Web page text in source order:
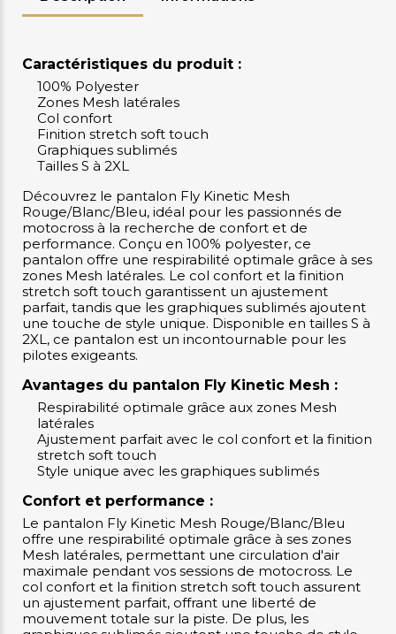
Caractéristiques du produit :
100% Polyester
Zones Mesh latérales
Col confort
Finition stretch soft touch
Graphiques sublimés
Tailles S à 2XL
Découvrez le pantalon Fly Kinetic Mesh
Rouge/Blanc/Bleu, idéal pour les passionnés de
motocross à la recherche de confort et de
performance. Conçu en 100% polyester, ce
pantalon offre une respirabilité optimale grâce à ses
zones Mesh latérales. Le col confort et la finition
stretch soft touch garantissent un ajustement
parfait, tandis que les graphiques sublimés ajoutent
une touche de style unique. Disponible en tailles S à
2XL, ce pantalon est un incontournable pour les
pilotes exigeants.
Avantages du pantalon Fly Kinetic Mesh :
Respirabilité optimale grâce aux zones Mesh
latérales
Ajustement parfait avec le col confort et la finition
stretch soft touch
Style unique avec les graphiques sublimés
Confort et performance :
Le pantalon Fly Kinetic Mesh Rouge/Blanc/Bleu
offre une respirabilité optimale grâce à ses zones
Mesh latérales, permettant une circulation d'air
maximale pendant vos sessions de motocross. Le
col confort et la finition stretch soft touch assurent
un ajustement parfait, offrant une liberté de
mouvement totale sur la piste. De plus, les